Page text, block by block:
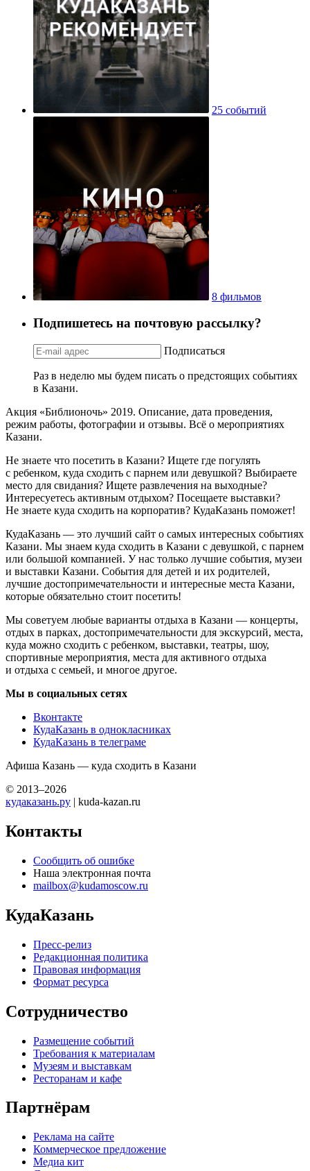
25 событий
8 фильмов
Подпишетесь на почтовую рассылку?
Подписаться
Раз в неделю мы будем писать о предстоящих событиях
в Казани.
Акция «Библионочь» 2019. Описание, дата проведения,
режим работы, фотографии и отзывы. Всё о мероприятиях
Казани.
Не знаете что посетить в Казани? Ищете где погулять
с ребенком, куда сходить с парнем или девушкой? Выбираете
место для свидания? Ищете развлечения на выходные?
Интересуетесь активным отдыхом? Посещаете выставки?
Не знаете куда сходить на корпоратив? КудаКазань поможет!
КудаКазань — это лучший сайт о самых интересных событиях
Казани. Мы знаем куда сходить в Казани с девушкой, с парнем
или большой компанией. У нас только лучшие события, музеи
и выставки Казани. События для детей и их родителей,
лучшие достопримечательности и интересные места Казани,
которые обязательно стоит посетить!
Мы советуем любые варианты отдыха в Казани — концерты,
отдых в парках, достопримечательности для экскурсий, места,
куда можно сходить с ребенком, выставки, театры, шоу,
спортивные мероприятия, места для активного отдыха
и отдыха с семьей, и многое другое.
Мы в социальных сетях
Вконтакте
КудаКазань в однокласниках
КудаКазань в телеграме
Афиша Казань — куда сходить в Казани
© 2013–2026
кудаказань.ру | kuda-kazan.ru
Контакты
Сообщить об ошибке
Наша электронная почта
mailbox@kudamoscow.ru
КудаКазань
Пресс-релиз
Редакционная политика
Правовая информация
Формат ресурса
Сотрудничество
Размещение событий
Требования к материалам
Музеям и выставкам
Ресторанам и кафе
Партнёрам
Реклама на сайте
Коммерческое предложение
Медиа кит